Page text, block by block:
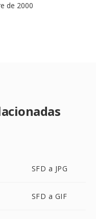
de 2000
SFD a JPG
SFD a GIF